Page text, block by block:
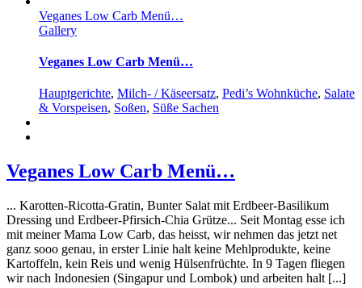
Veganes Low Carb Menü…
Gallery
Veganes Low Carb Menü…
Hauptgerichte, Milch- / Käseersatz, Pedi’s Wohnküche, Salate
& Vorspeisen, Soßen, Süße Sachen
Veganes Low Carb Menü…
... Karotten-Ricotta-Gratin, Bunter Salat mit Erdbeer-Basilikum
Dressing und Erdbeer-Pfirsich-Chia Grütze... Seit Montag esse ich
mit meiner Mama Low Carb, das heisst, wir nehmen das jetzt net
ganz sooo genau, in erster Linie halt keine Mehlprodukte, keine
Kartoffeln, kein Reis und wenig Hülsenfrüchte. In 9 Tagen fliegen
wir nach Indonesien (Singapur und Lombok) und arbeiten halt [...]